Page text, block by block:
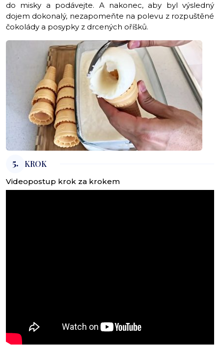
do misky a podávejte. A nakonec, aby byl výsledný
dojem dokonalý, nezapomeňte na polevu z rozpuštěné
čokolády a posypky z drcených oříšků.
5. KROK
Videopostup krok za krokem